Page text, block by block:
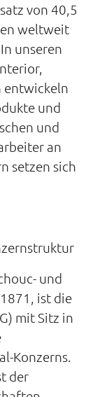
von 40,5
weltweit
unseren
entwickeln
und
und
an
setzen sich
und
ist die
mit Sitz in
Konzerns.
der